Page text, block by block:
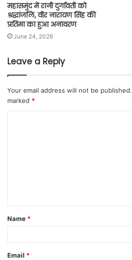
महासमुंद में रानी दुर्गावती को
श्रद्धांजलि, वीर नारायण सिंह की
प्रतिमा का हुआ अनावरण
June 24, 2026
Leave a Reply
Your email address will not be published.
marked *
Name *
Email *